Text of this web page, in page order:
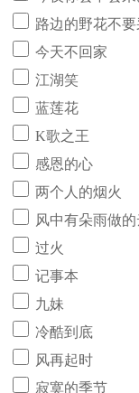
路边的野花不要
今天不回家
江湖笑
蓝莲花
K歌之王
感恩的心
两个人的烟火
风中有朵雨做的
过火
记事本
九妹
冷酷到底
风再起时
寂寞的季节